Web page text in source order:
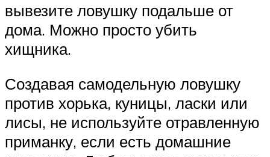
вывезите ловушку подальше от
дома. Можно просто убить
хищника.
Создавая самодельную ловушку
против хорька, куницы, ласки или
лисы, не используйте отравленную
приманку, если есть домашние